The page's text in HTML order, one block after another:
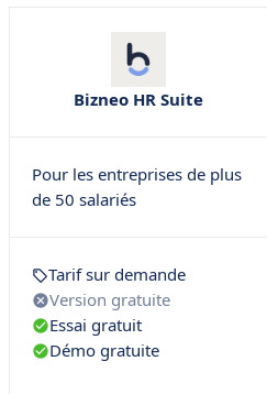
Bizneo HR Suite
Pour les entreprises de plus
de 50 salariés
Tarif sur demande
Version gratuite
Essai gratuit
Démo gratuite